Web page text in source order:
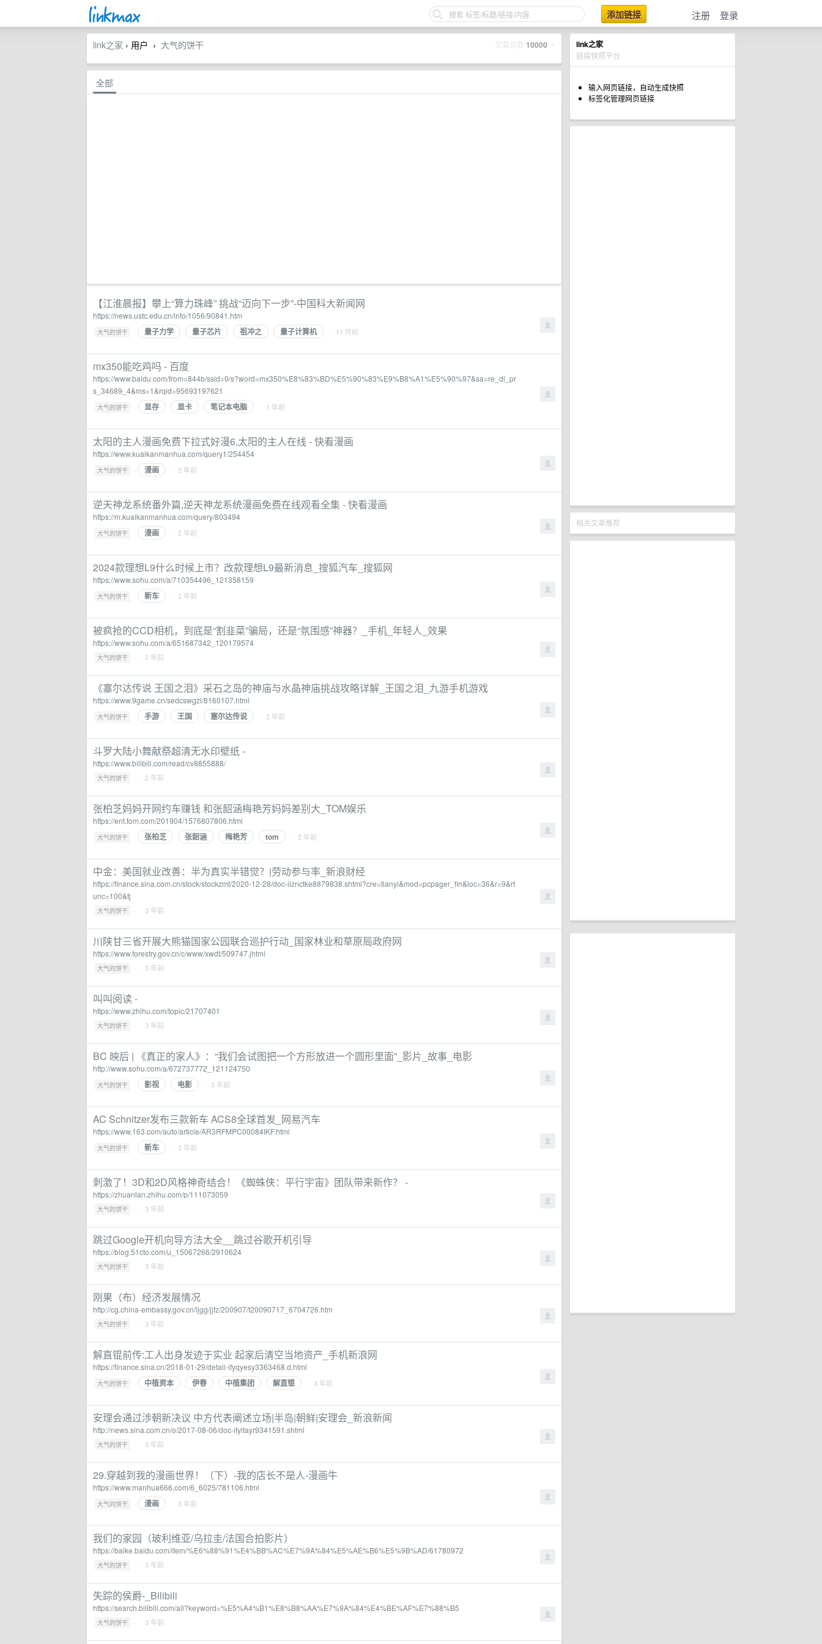
添加链接 注册 登录
link之家
链接快照平台
输入网页链接，自动生成快照
标签化管理网页链接
相关文章推荐
文章总数 10000 •
link之家 › 用户 › 大气的饼干
全部
【江淮晨报】攀上“算力珠峰” 挑战“迈向下一步”-中国科大新闻网
https://news.ustc.edu.cn/info/1056/90841.htm
大气的饼干 · 量子力学 量子芯片 祖冲之 量子计算机 · 11 月前
mx350能吃鸡吗 - 百度
https://www.baidu.com/from=844b/ssid=0/s?word=mx350%E8%83%BD%E5%90%83%E9%B8%A1%E5%90%97&sa=re_dl_pr
s_34689_4&ms=1&rqid=95693197621
大气的饼干 · 显存 显卡 笔记本电脑 · 1 年前
太阳的主人漫画免费下拉式好漫6,太阳的主人在线 - 快看漫画
https://www.kuaikanmanhua.com/query1/254454
大气的饼干 · 漫画 · 2 年前
逆天神龙系统番外篇,逆天神龙系统漫画免费在线观看全集 - 快看漫画
https://m.kuaikanmanhua.com/query/803494
大气的饼干 · 漫画 · 2 年前
2024款理想L9什么时候上市？改款理想L9最新消息_搜狐汽车_搜狐网
https://www.sohu.com/a/710354496_121358159
大气的饼干 · 新车 · 2 年前
被疯抢的CCD相机，到底是“割韭菜”骗局，还是“氛围感”神器？_手机_年轻人_效果
https://www.sohu.com/a/651687342_120179574
大气的饼干 · · 2 年前
《塞尔达传说 王国之泪》采石之岛的神庙与水晶神庙挑战攻略详解_王国之泪_九游手机游戏
https://www.9game.cn/sedcswgzl/8160107.html
大气的饼干 · 手游 王国 塞尔达传说 · 2 年前
斗罗大陆小舞献祭超清无水印壁纸 -
https://www.bilibili.com/read/cv8855888/
大气的饼干 · · 2 年前
张柏芝妈妈开网约车赚钱 和张韶涵梅艳芳妈妈差别大_TOM娱乐
https://ent.tom.com/201904/1576807806.html
大气的饼干 · 张柏芝 张韶涵 梅艳芳 tom · 2 年前
中金：美国就业改善：半为真实半错觉？|劳动参与率_新浪财经
https://finance.sina.com.cn/stock/stockzmt/2020-12-28/doc-iiznctke8879838.shtml?cre=tianyi&mod=pcpager_fin&loc=36&r=9&rf
unc=100&tj
大气的饼干 · · 3 年前
川陕甘三省开展大熊猫国家公园联合巡护行动_国家林业和草原局政府网
https://www.forestry.gov.cn/c/www/xwdt/509747.jhtml
大气的饼干 · · 3 年前
叫叫阅读 -
https://www.zhihu.com/topic/21707401
大气的饼干 · · 3 年前
BC 映后 | 《真正的家人》：“我们会试图把一个方形放进一个圆形里面”_影片_故事_电影
http://www.sohu.com/a/672737772_121124750
大气的饼干 · 影视 电影 · 3 年前
AC Schnitzer发布三款新车 ACS8全球首发_网易汽车
https://www.163.com/auto/article/AR3RFMPC00084IKF.html
大气的饼干 · 新车 · 3 年前
刺激了！3D和2D风格神奇结合！《蜘蛛侠：平行宇宙》团队带来新作？ -
https://zhuanlan.zhihu.com/p/111073059
大气的饼干 · · 3 年前
跳过Google开机向导方法大全__跳过谷歌开机引导
https://blog.51cto.com/u_15067266/2910624
大气的饼干 · · 3 年前
刚果（布）经济发展情况
http://cg.china-embassy.gov.cn/ljgg/jjfz/200907/t20090717_6704726.htm
大气的饼干 · · 3 年前
解直锟前传:工人出身发迹于实业 起家后清空当地资产_手机新浪网
https://finance.sina.cn/2018-01-29/detail-ifyqyesy3363468.d.html
大气的饼干 · 中植资本 伊春 中植集团 解直锟 · 3 年前
安理会通过涉朝新决议 中方代表阐述立场|半岛|朝鲜|安理会_新浪新闻
http://news.sina.com.cn/o/2017-08-06/doc-ifyitayr9341591.shtml
大气的饼干 · · 3 年前
29.穿越到我的漫画世界！（下）-我的店长不是人-漫画牛
https://www.manhua666.com/6_6025/781106.html
大气的饼干 · 漫画 · 3 年前
我们的家园（玻利维亚/乌拉圭/法国合拍影片）
https://baike.baidu.com/item/%E6%88%91%E4%BB%AC%E7%9A%84%E5%AE%B6%E5%9B%AD/61780972
大气的饼干 · · 3 年前
失踪的侯爵-_Bilibili
https://search.bilibili.com/all?keyword=%E5%A4%B1%E8%B8%AA%E7%9A%84%E4%BE%AF%E7%88%B5
大气的饼干 · · 3 年前